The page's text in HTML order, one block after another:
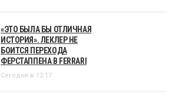
«ЭТО БЫЛА БЫ ОТЛИЧНАЯ
ИСТОРИЯ». ЛЕКЛЕР НЕ
БОИТСЯ ПЕРЕХОДА
ФЕРСТАППЕНА В FERRARI
Сегодня в 12:17